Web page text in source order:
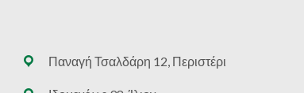
Παναγή Τσαλδάρη 12, Περιστέρι